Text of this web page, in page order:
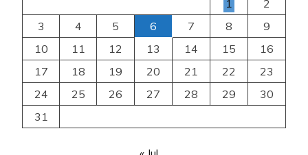
1
2
3
4 5 6 7 8
9
10
11 12 13 14 15
16
17
18 19 20 21 22
23
24
25 26 27 28 29
30
31